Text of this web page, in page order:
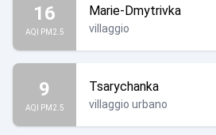
16
AQI PM2.5
Marie-Dmytrivka
villaggio
9
AQI PM2.5
Tsarychanka
villaggio urbano